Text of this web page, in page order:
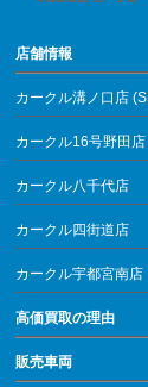
店舗情報
カークル溝ノ口店
カークル16号野田店
カークル八千代店
カークル四街道店
カークル宇都宮南店
高価買取の理由
販売車両